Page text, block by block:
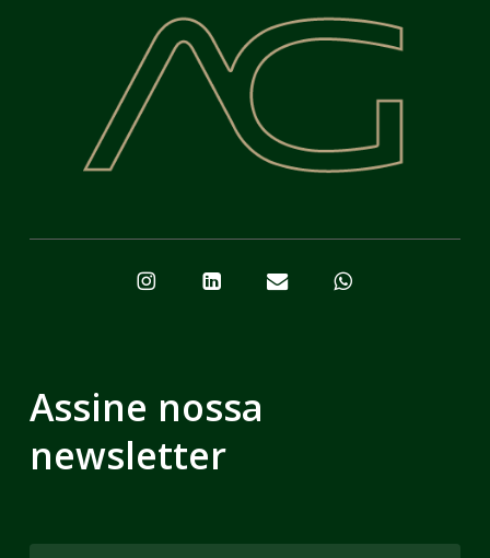
Assine nossa
newsletter